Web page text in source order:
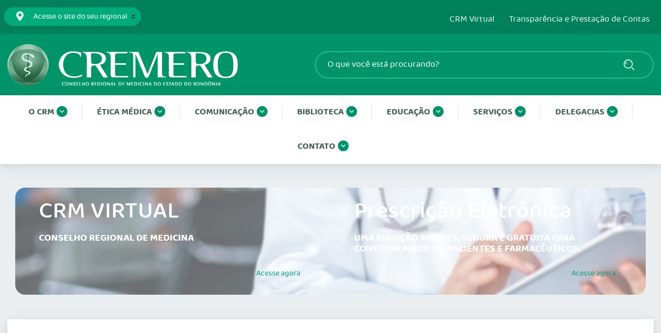
CRM Virtual Transparência e Prestação de Contas
O CRM ÉTICA MÉDICA COMUNICAÇÃO BIBLIOTECA EDUCAÇÃO SERVIÇOS DELEGACIAS
CONTATO
CRM VIRTUAL
CONSELHO REGIONAL DE MEDICINA
Acesseagora
Prescrição Eletrônica
UMA SOLUÇÃO SIMPLES, SEGURA E GRATUITA PARA
CONECTAR MÉDICOS, PACIENTES E FARMACÊUTICOS.
Acesseagora